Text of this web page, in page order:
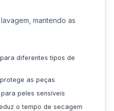
mantendo as
diferentes tipos de
as peças
peles sensíveis
o tempo de secagem